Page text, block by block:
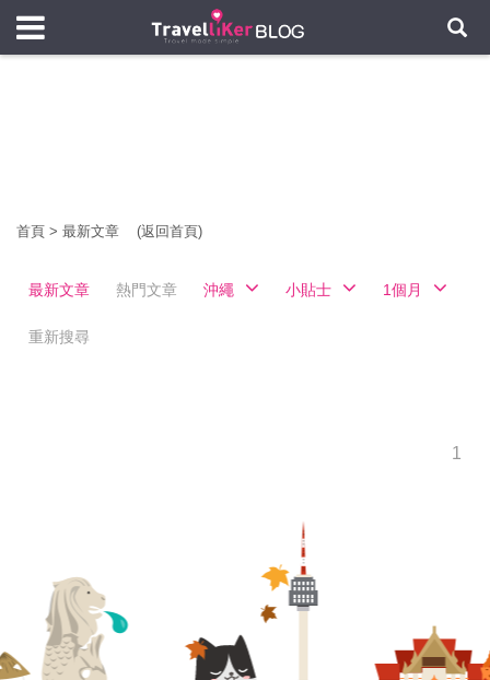
首頁 > 最新文章 (返回首頁)
最新文章 熱門文章 沖繩 小貼士 1個月
重新搜尋
1